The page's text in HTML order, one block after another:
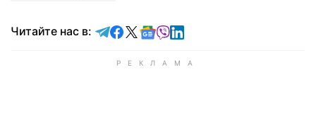
Читайте нас в: Читайте в Telegram
Читайте в Facebook
Читайте в X
Читайте в Google news
Читайте в Viber
Читайте в LinkedIn